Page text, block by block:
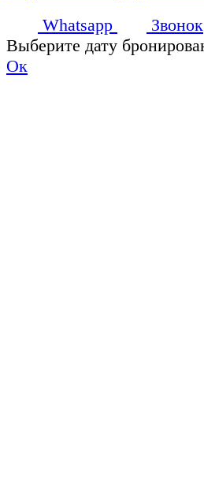
Whatsapp
Звонок
Выберите дату
Ок